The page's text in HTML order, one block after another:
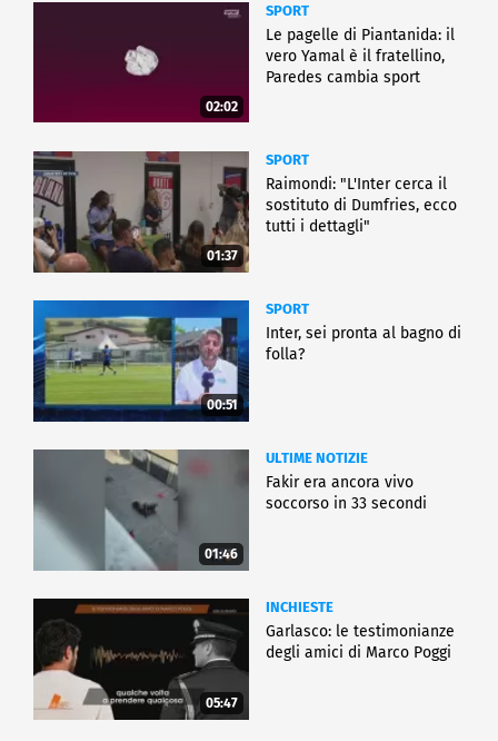
02:02
SPORT
Le pagelle di Piantanida: il
vero Yamal è il fratellino,
Paredes cambia sport
01:37
SPORT
Raimondi: "L'Inter cerca il
sostituto di Dumfries, ecco
tutti i dettagli"
00:51
SPORT
Inter, sei pronta al bagno di
folla?
01:46
ULTIME NOTIZIE
Fakir era ancora vivo
soccorso in 33 secondi
05:47
INCHIESTE
Garlasco: le testimonianze
degli amici di Marco Poggi